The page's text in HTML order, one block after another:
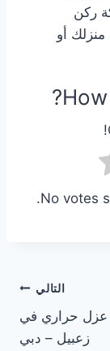
ركن
منزلك أو
No votes
التالي
حراري في
زعبيل – دبي